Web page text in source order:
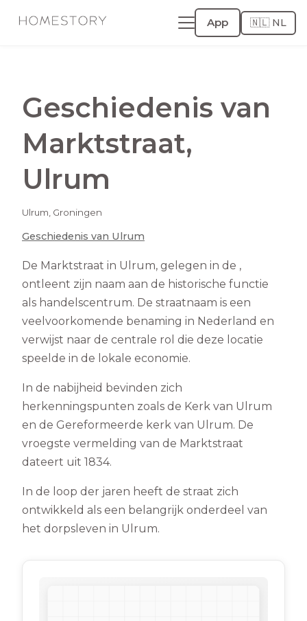
App 🇳🇱 NL
Geschiedenis van
Marktstraat,
Ulrum
Ulrum, Groningen
Geschiedenis van Ulrum
De Marktstraat in Ulrum, gelegen in de ,
ontleent zijn naam aan de historische functie
als handelscentrum. De straatnaam is een
veelvoorkomende benaming in Nederland en
verwijst naar de centrale rol die deze locatie
speelde in de lokale economie.
In de nabijheid bevinden zich
herkenningspunten zoals de Kerk van Ulrum
en de Gereformeerde kerk van Ulrum. De
vroegste vermelding van de Marktstraat
dateert uit 1834.
In de loop der jaren heeft de straat zich
ontwikkeld als een belangrijk onderdeel van
het dorpsleven in Ulrum.